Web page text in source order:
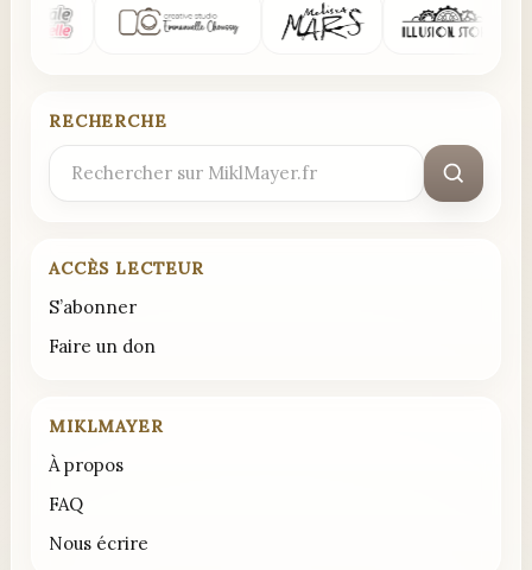
RECHERCHE
Rechercher
ACCÈS LECTEUR
S’abonner
Faire un don
MIKLMAYER
À propos
FAQ
Nous écrire